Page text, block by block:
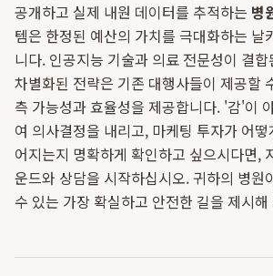
공개하고 실제 내원 데이터를 추적하는 병
템은 한정된 예산의 가치를 극대화하는 날
니다. 인공지능 기술과 의료 전문성이 결
차별화된 전략은 기존 대행사들이 제공할
측 가능성과 효율성을 제공합니다. '감'이
여 의사결정을 내리고, 마케팅 투자가 어
어지는지 명확하게 확인하고 싶으시다면,
운드와 상담을 시작하십시오. 귀하의 병원
수 있는 가장 확실하고 안전한 길을 제시